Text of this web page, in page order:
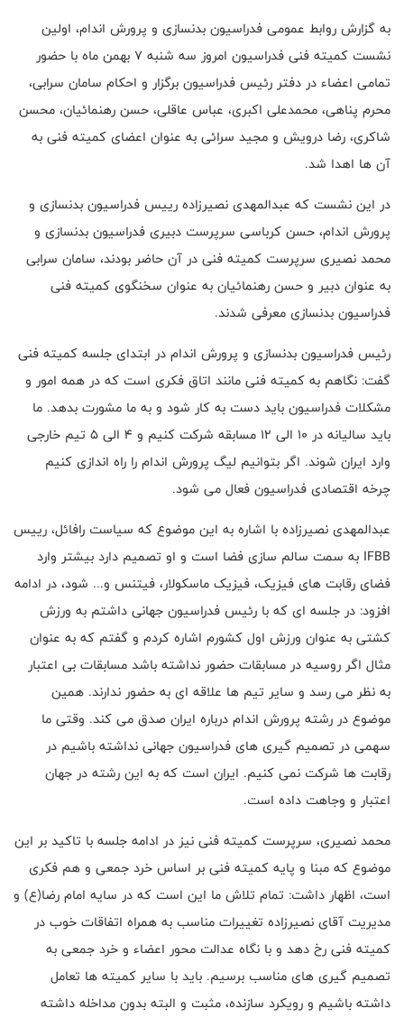
به گزارش روابط عمومی فدراسیون بدنسازی و پرورش اندام، اولین
نشست کمیته فنی فدراسیون امروز سه شنبه 7 بهمن ماه با حضور
تمامی اعضاء در دفتر رئیس فدراسیون برگزار و احکام سامان سرابی،
محرم پناهی، محمدعلی اکبری، عباس عاقلی، حسن رهنمائیان، محسن
شاکری، رضا درویش و مجید سرائی به عنوان اعضای کمیته فنی به
آن ها اهدا شد.
در این نشست که عبدالمهدی نصیرزاده رییس فدراسیون بدنسازی و
پرورش اندام، حسن کرباسی سرپرست دبیری فدراسیون بدنسازی و
محمد نصیری سرپرست کمیته فنی در آن حاضر بودند، سامان سرابی
به عنوان دبیر و حسن رهنمائیان به عنوان سخنگوی کمیته فنی
فدراسیون بدنسازی معرفی شدند.
رئیس فدراسیون بدنسازی و پرورش اندام در ابتدای جلسه کمیته فنی
گفت: نگاهم به کمیته فنی مانند اتاق فکری است که در همه امور و
مشکلات فدراسیون باید دست به کار شود و به ما مشورت بدهد. ما
باید سالیانه در 10 الی 12 مسابقه شرکت کنیم و 4 الی 5 تیم خارجی
وارد ایران شوند. اگر بتوانیم لیگ پرورش اندام را راه اندازی کنیم
چرخه اقتصادی فدراسیون فعال می شود.
عبدالمهدی نصیرزاده با اشاره به این موضوع که سیاست رافائل، رییس
IFBB به سمت سالم سازی فضا است و او تصمیم دارد بیشتر وارد
فضای رقابت های فیزیک، فیزیک ماسکولار، فیتنس و... شود، در ادامه
افزود: در جلسه ای که با رئیس فدراسیون جهانی داشتم به ورزش
کشتی به عنوان ورزش اول کشورم اشاره کردم و گفتم که به عنوان
مثال اگر روسیه در مسابقات حضور نداشته باشد مسابقات بی اعتبار
به نظر می رسد و سایر تیم ها علاقه ای به حضور ندارند. همین
موضوع در رشته پرورش اندام درباره ایران صدق می کند. وقتی ما
سهمی در تصمیم گیری های فدراسیون جهانی نداشته باشیم در
رقابت ها شرکت نمی کنیم. ایران است که به این رشته در جهان
اعتبار و وجاهت داده است.
محمد نصیری، سرپرست کمیته فنی نیز در ادامه جلسه با تاکید بر این
موضوع که مبنا و پایه کمیته فنی بر اساس خرد جمعی و هم فکری
است، اظهار داشت: تمام تلاش ما این است که در سایه امام رضا(ع) و
مدیریت آقای نصیرزاده تغییرات مناسب به همراه اتفاقات خوب در
کمیته فنی رخ دهد و با نگاه عدالت محور اعضاء و خرد جمعی به
تصمیم گیری های مناسب برسیم. باید با سایر کمیته ها تعامل
داشته باشیم و رویکرد سازنده، مثبت و البته بدون مداخله داشته